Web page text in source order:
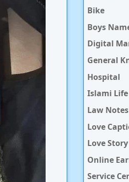
Bike
Boys
Digital
General
Hospital
Islami Life
Law Notes
Love
Love
Online
Service